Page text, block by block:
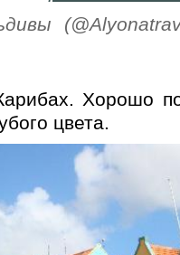
Хорошо
цвета.